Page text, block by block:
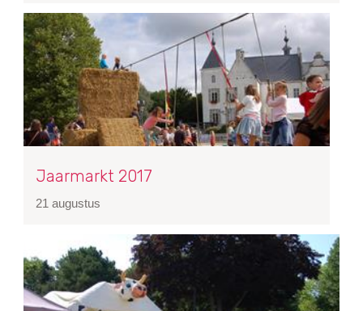
Jaarmarkt 2017
21 augustus